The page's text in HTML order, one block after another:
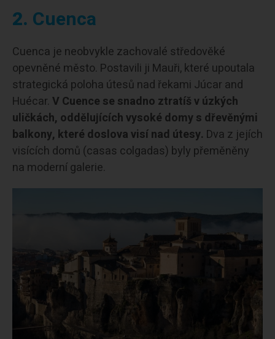
2. Cuenca
Cuenca je neobvykle zachovalé středověké
opevněné město. Postavili ji Mauři, které upoutala
strategická poloha útesů nad řekami Júcar and
Huécar. V Cuence se snadno ztratíš v úzkých
uličkách, oddělujících vysoké domy s dřevěnými
balkony, které doslova visí nad útesy. Dva z jejích
visících domů (casas colgadas) byly přeměněny
na moderní galerie.